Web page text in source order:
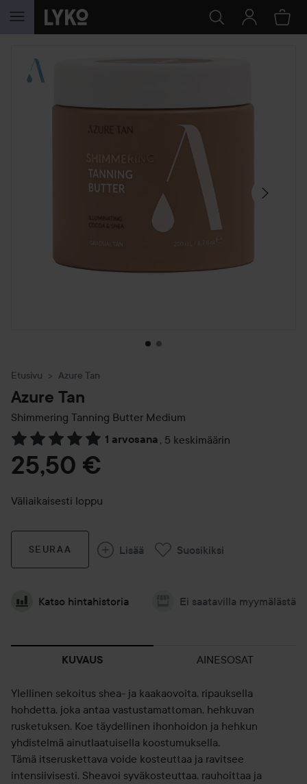
SIIRTYÄ JHK SISÄLTÖÖN
OHITA OSIO
Etusivu Azure Tan
Azure Tan
Shimmering Tanning Butter Medium
1 arvosana , 5 keskimäärin
Siirtyä jhk Arvosana & kommentit
25,50 €
Väliaikaisesti loppu
SEURAA Lisää Suosikiksi
Katso hintahistoria Ei saatavilla myymälästä
KUVAUS AINESOSAT
Ylellinen sekoitus shea- ja kaakaovoita, ripauksella
hohdetta, joka antaa vastustamattoman, hehkuvan
rusketuksen. Koe täydellinen ihonhoidon ja hehkun
yhdistelmä ainutlaatuisella koostumuksella.
Tämä itseruskettava voide kosteuttaa ja ravitsee
intensiivisesti. Sheavoi syväkosteuttaa, rauhoittaa ja